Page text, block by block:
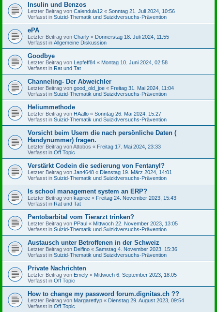
Insulin und Benzos
Letzter Beitrag von Calendula12 « Sonntag 21. Juli 2024, 10:56
Verfasst in Suizid-Thematik und Suizidversuchs-Prävention
ePA
Letzter Beitrag von Charly « Donnerstag 18. Juli 2024, 11:55
Verfasst in Allgemeine Diskussion
Goodbye
Letzter Beitrag von Lepfeff84 « Montag 10. Juni 2024, 02:58
Verfasst in Rat und Tat
Channeling- Der Abweichler
Letzter Beitrag von good_old_joe « Freitag 31. Mai 2024, 11:04
Verfasst in Suizid-Thematik und Suizidversuchs-Prävention
Heliummethode
Letzter Beitrag von HAallo « Sonntag 26. Mai 2024, 15:27
Verfasst in Suizid-Thematik und Suizidversuchs-Prävention
Vorsicht beim Usern die nach persönliche Daten (
Handynummer) fragen.
Letzter Beitrag vonAttobos « Freitag 17. Mai 2024, 23:33
Verfasst in Off Topic
Verstärkt Codein die sedierung von Fentanyl?
Letzter Beitrag von Jan4648 « Dienstag 19. März 2024, 14:01
Verfasst in Suizid-Thematik und Suizidversuchs-Prävention
Is school management system an ERP?
Letzter Beitrag von kapree « Freitag 24. November 2023, 15:43
Verfasst in Rat und Tat
Pentobarbital vom Tierarzt trinken?
Letzter Beitrag von PPaul « Mittwoch 22. November 2023, 13:05
Verfasst in Suizid-Thematik und Suizidversuchs-Prävention
Austausch unter Betroffenen in der Schweiz
Letzter Beitrag von Delfino « Samstag 4. November 2023, 15:36
Verfasst in Suizid-Thematik und Suizidversuchs-Prävention
Private Nachrichten
Letzter Beitrag von Emely « Mittwoch 6. September 2023, 18:05
Verfasst in Off Topic
How to change my password forum.dignitas.ch ??
Letzter Beitrag von Margaretfyp « Dienstag 29. August 2023, 09:54
Verfasst in Off Topic